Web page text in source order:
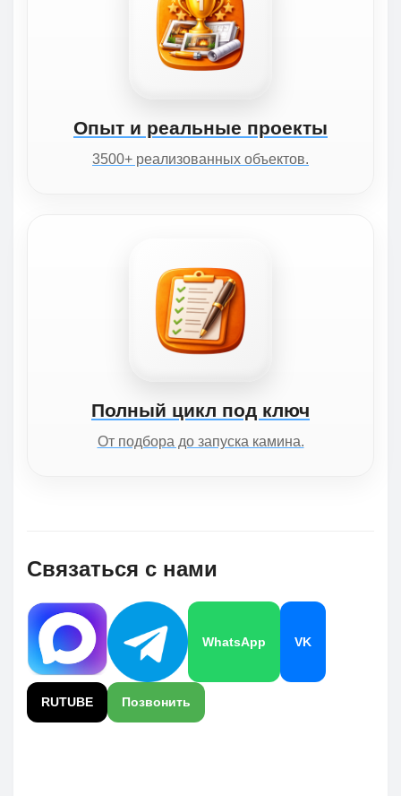
Опыт и реальные проекты
3500+ реализованных объектов.
Полный цикл под ключ
От подбора до запуска камина.
Связаться с нами
WhatsApp VK
RUTUBE Позвонить